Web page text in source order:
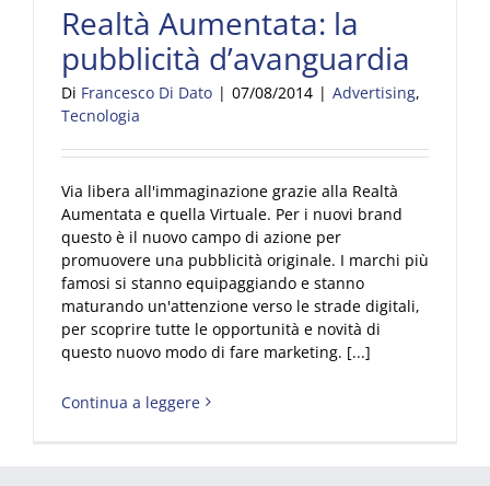
Realtà Aumentata: la
pubblicità d’avanguardia
Di Francesco Di Dato | 07/08/2014 | Advertising,
Tecnologia
Via libera all'immaginazione grazie alla Realtà
Aumentata e quella Virtuale. Per i nuovi brand
questo è il nuovo campo di azione per
promuovere una pubblicità originale. I marchi più
famosi si stanno equipaggiando e stanno
maturando un'attenzione verso le strade digitali,
per scoprire tutte le opportunità e novità di
questo nuovo modo di fare marketing. [...]
Continua a leggere